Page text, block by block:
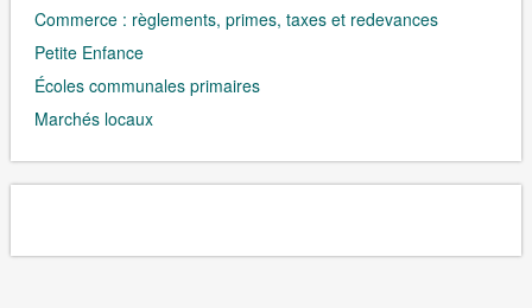
Commerce : règlements, primes, taxes et redevances
Petite Enfance
Écoles communales primaires
Marchés locaux